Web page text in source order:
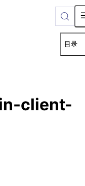
index is
目录
client-